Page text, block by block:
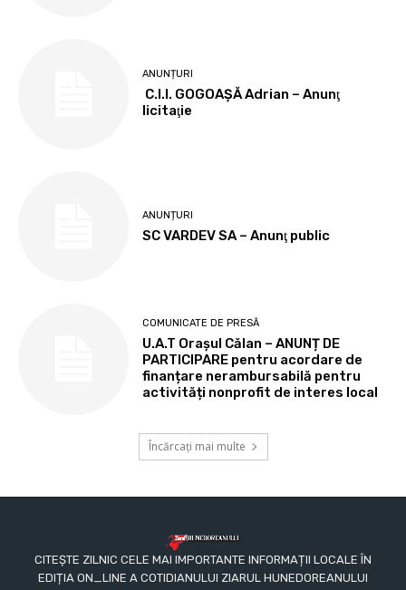
ANUNȚURI
C.I.I. GOGOAŞĂ Adrian – Anunţ
licitaţie
ANUNȚURI
SC VARDEV SA – Anunţ public
COMUNICATE DE PRESĂ
U.A.T Orașul Călan – ANUNȚ DE
PARTICIPARE pentru acordare de
finanțare nerambursabilă pentru
activități nonprofit de interes local
Încărcați mai multe
CITEȘTE ZILNIC CELE MAI IMPORTANTE INFORMAȚII LOCALE ÎN
EDIȚIA ON_LINE A COTIDIANULUI ZIARUL HUNEDOREANULUI